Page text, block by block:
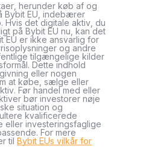
herunder køb af og
Bybit EU, indebærer
Hvis det digitale aktiv, du
på Bybit EU nu, kan det
EU er ikke ansvarlig for
og andre
tilgængelige kilder
Dette indhold
eller nogen
at købe, sælge eller
Før handel med eller
bør investorer nøje
situation og
kvalificerede
eller investeringsfaglige
For mere
til Bybit EUs vilkår for